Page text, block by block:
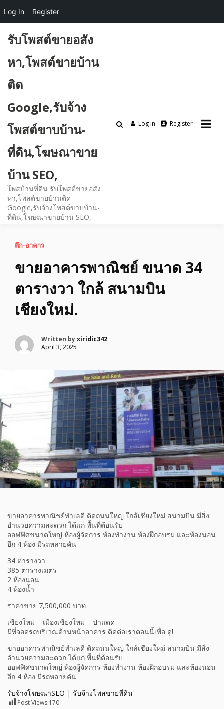
content
รับโพสต์ขายอสัง
หา,โพสต์ขายบ้าน
ติด
Google,รับจ้าง
โพสต์ขาบบ้าน-
ที่ดิน,โฆษณาขาย
บ้าน SEO,
โพสบ้านที่ดิน รับโพสต์ขายอสัง
หา,โพสต์ขายบ้านติด
Google,รับจ้างโพสต์ขาบบ้าน-
ที่ดิน,โฆษณาขายบ้าน SEO,
Log in Register
ตึก-อาคาร
ขายอาคารพาณิชย์ ขนาด 34
ตารางวา ใกล้ สนามบิน
เชียงใหม่.
Written byxiridic342
April 3, 2025
ขายอาคารพาณิชย์ทำเลดี ติดถนนใหญ่ ใกล้เชียงใหม่ สนามบิน มีสิ่ง
อำนวยความสะดวก ได้แก่ พื้นที่ต้อนรับ
ออฟฟิศขนาดใหญ่ ห้องผู้จัดการ ห้องทำงาน ห้องฝึกอบรม และห้องนอน
อีก 4 ห้อง มีรถหลายคัน
34 ตารางวา
385 ตารางเมตร
2 ห้องนอน
4 ห้องน้ำ
ราคาขาย 7,500,000 บาท
เชียงใหม่ – เมืองเชียงใหม่ – ป่าแดด
มีที่จอดรถบริเวณด้านหน้าอาคาร ติดต่อเราตอนนี้เพื่อ ดู!
ขายอาคารพาณิชย์ทำเลดี ติดถนนใหญ่ ใกล้เชียงใหม่ สนามบิน มีสิ่ง
อำนวยความสะดวก ได้แก่ พื้นที่ต้อนรับ
ออฟฟิศขนาดใหญ่ ห้องผู้จัดการ ห้องทำงาน ห้องฝึกอบรม และห้องนอน
อีก 4 ห้อง มีรถหลายคัน
รับจ้างโฆษณาSEO | รับจ้างโพสขายที่ดิน
Post Views:170
Log In Register